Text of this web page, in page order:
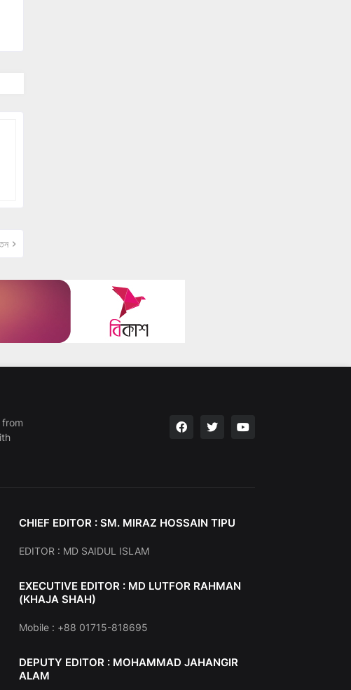
CHIEF EDITOR : SM. MIRAZ HOSSAIN TIPU
EDITOR : MD SAIDUL ISLAM
EXECUTIVE EDITOR : MD LUTFOR RAHMAN
(KHAJA SHAH)
Mobile : +88 01715-818695
DEPUTY EDITOR : MOHAMMAD JAHANGIR
ALAM